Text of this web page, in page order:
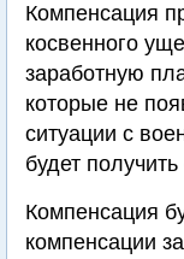
Компенсация
косвенного
заработную
которые не
ситуации с
будет
Компенсация
компенсации